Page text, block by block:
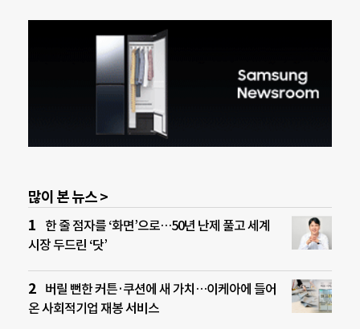
많이 본 뉴스 >
한 줄 점자를 ‘화면’으로…50년 난제 풀고 세계
시장 두드린 ‘닷’
버릴 뻔한 커튼·쿠션에 새 가치…이케아에 들어
온 사회적기업 재봉 서비스